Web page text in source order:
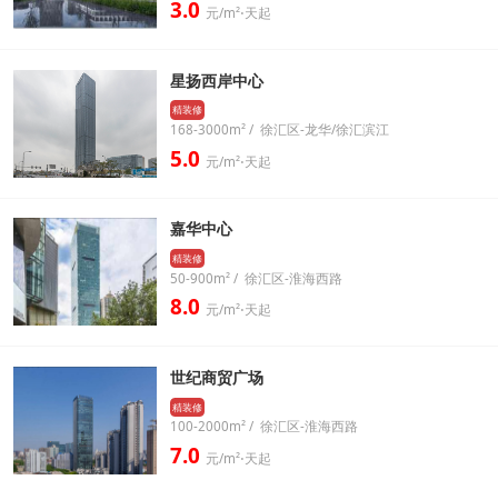
3.0 元/m²⋅天起
星扬西岸中心
精装修
168-3000m² / 徐汇区-龙华/徐汇滨江
5.0 元/m²⋅天起
嘉华中心
精装修
50-900m² / 徐汇区-淮海西路
8.0 元/m²⋅天起
世纪商贸广场
精装修
100-2000m² / 徐汇区-淮海西路
7.0 元/m²⋅天起